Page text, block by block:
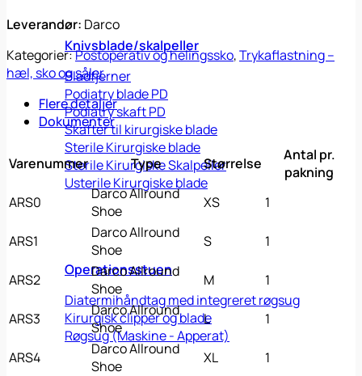
Knivsblade/skalpeller
Bladfjerner
Podiatry blade PD
Podiatry skaft PD
Skafter til kirurgiske blade
Sterile Kirurgiske blade
Sterile Kirurgiske Skalpeller
Usterile Kirurgiske blade
Operationsstuen
Diatermihåndtag med integreret røgsug
Kirurgisk clipper og blade
Røgsug (Maskine - Apperat)
Leverandør: Darco
Kategorier:Postoperativ og helingssko,Trykaflastning –
hæl, sko og såler
Flere detaljer
Dokumenter
Varenummer Type Størrelse
Antal pr.
pakning
ARS0
Darco Allround
Shoe
XS 1
ARS1
Darco Allround
Shoe
S 1
ARS2
Darco Allround
Shoe
M 1
ARS3
Darco Allround
Shoe
L 1
ARS4
Darco Allround
Shoe
XL 1